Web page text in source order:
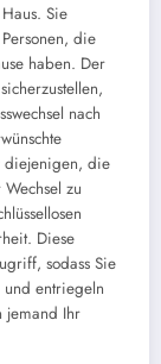
Sie
die
haben. Der
nach
diejenigen, die
zu
Diese
sodass Sie
entriegeln
jemand Ihr